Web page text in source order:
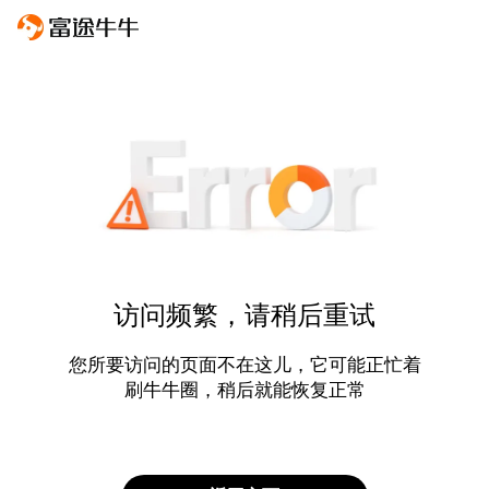
访问频繁，请稍后重试
您所要访问的页面不在这儿，它可能正忙着
刷牛牛圈，稍后就能恢复正常